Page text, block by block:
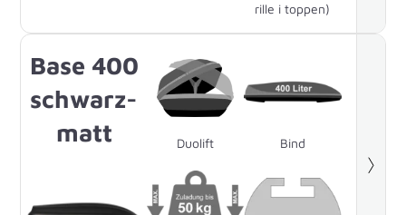
rille i toppen)
Base 400
schwarz-
matt
Duolift Bind